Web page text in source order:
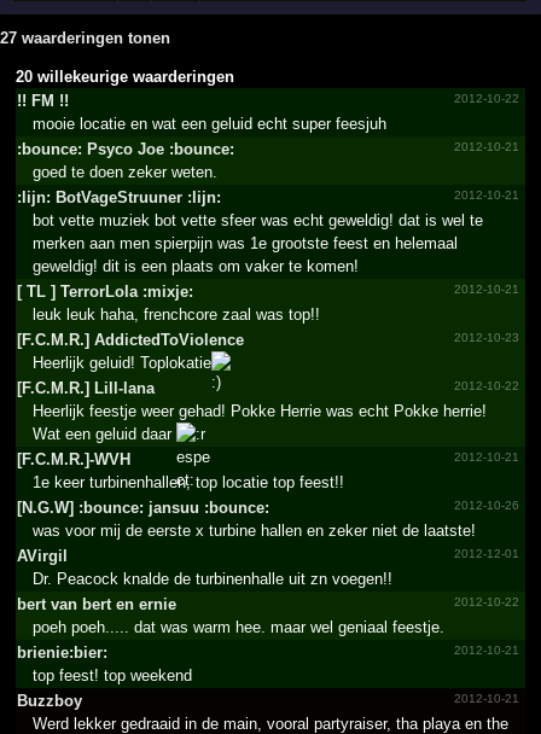
27 waarderingen tonen
20 willekeurige waarderingen
!! FM !!
2012-10-22
mooie locatie en wat een geluid echt super feesjuh
:bounce: Psyco Joe :bounce:
2012-10-21
goed te doen zeker weten.
:lijn: BotVag­eStruu­ner :lijn:
2012-10-21
bot vette muziek bot vette sfeer was echt geweldig! dat is wel te
merken aan men spierpijn was 1e grootste feest en helemaal
geweldig! dit is een plaats om vaker te komen!
[ TL ] TerrorLola :mixje:
2012-10-21
leuk leuk haha, frenchcore zaal was top!!
[F.­C.­M.­R.­] Addict­edToVi­olence
2012-10-23
Heerlijk geluid! Toplokatie
[F.­C.­M.­R.­] Lill-lana
2012-10-22
Heerlijk feestje weer gehad! Pokke Herrie was echt Pokke herrie!
Wat een geluid daar
[F.­C.­M.­R.­]-WVH
2012-10-21
1e keer turbinenhallen, top locatie top feest!!
[N.­G.­W] :bounce: jansuu :bounce:
2012-10-26
was voor mij de eerste x turbine hallen en zeker niet de laatste!
AVirgil
2012-12-01
Dr. Peacock knalde de turbinenhalle uit zn voegen!!
bert van bert en ernie
2012-10-22
poeh poeh..... dat was warm hee. maar wel geniaal feestje.
brieni­e:bier­:
2012-10-21
top feest! top weekend
Buzzboy
2012-10-21
Werd lekker gedraaid in de main, vooral partyraiser, tha playa en the